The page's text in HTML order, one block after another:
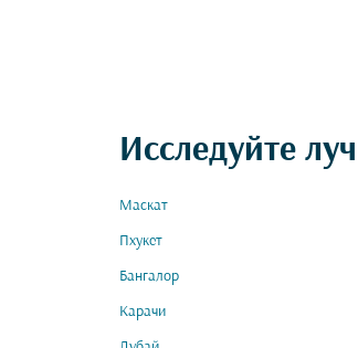
Исследуйте
Маскат
Пхукет
Бангалор
Карачи